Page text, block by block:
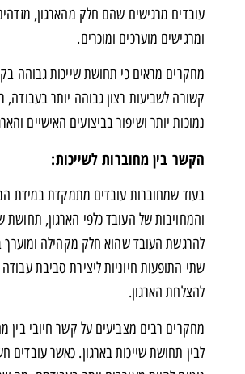
עובדים מרגישים שהם חלק מהארגון,
ומרגישים מוערכים ומוכרים.
מחקרים מראים כי תחושת שייכות גבוהה
קשורה לשביעות רצון גבוהה יותר
נמוכות יותר ושיפור בביצועים האישיים
הקשר בין מחוברות לשייכות:
בעוד שמחוברות עובדים מתמקדת במידת
והמחויבות של העובד כלפי הארגון, תחושת
להרגשת העובד שהוא חלק מקהילה ומוערך
שתי התופעות חיוניות ליצירת סביבת עבודה
להצלחת הארגון.
מחקרים רבים מצביעים על קשר חיובי בין
לבין תחושת שייכות בארגון. כאשר עובדים